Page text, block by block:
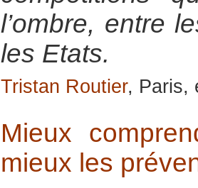
l’ombre, entre
les Etats.
Tristan Routier, Paris,
Mieux
mieux les